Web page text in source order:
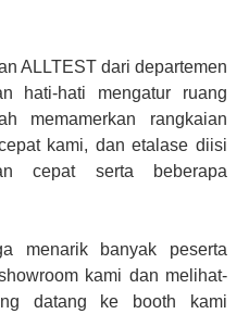
ALLTEST dari departemen
hati-hati mengatur ruang
memamerkan rangkaian
kami, dan etalase diisi
cepat serta beberapa
menarik banyak peserta
kami dan melihat-
datang ke booth kami